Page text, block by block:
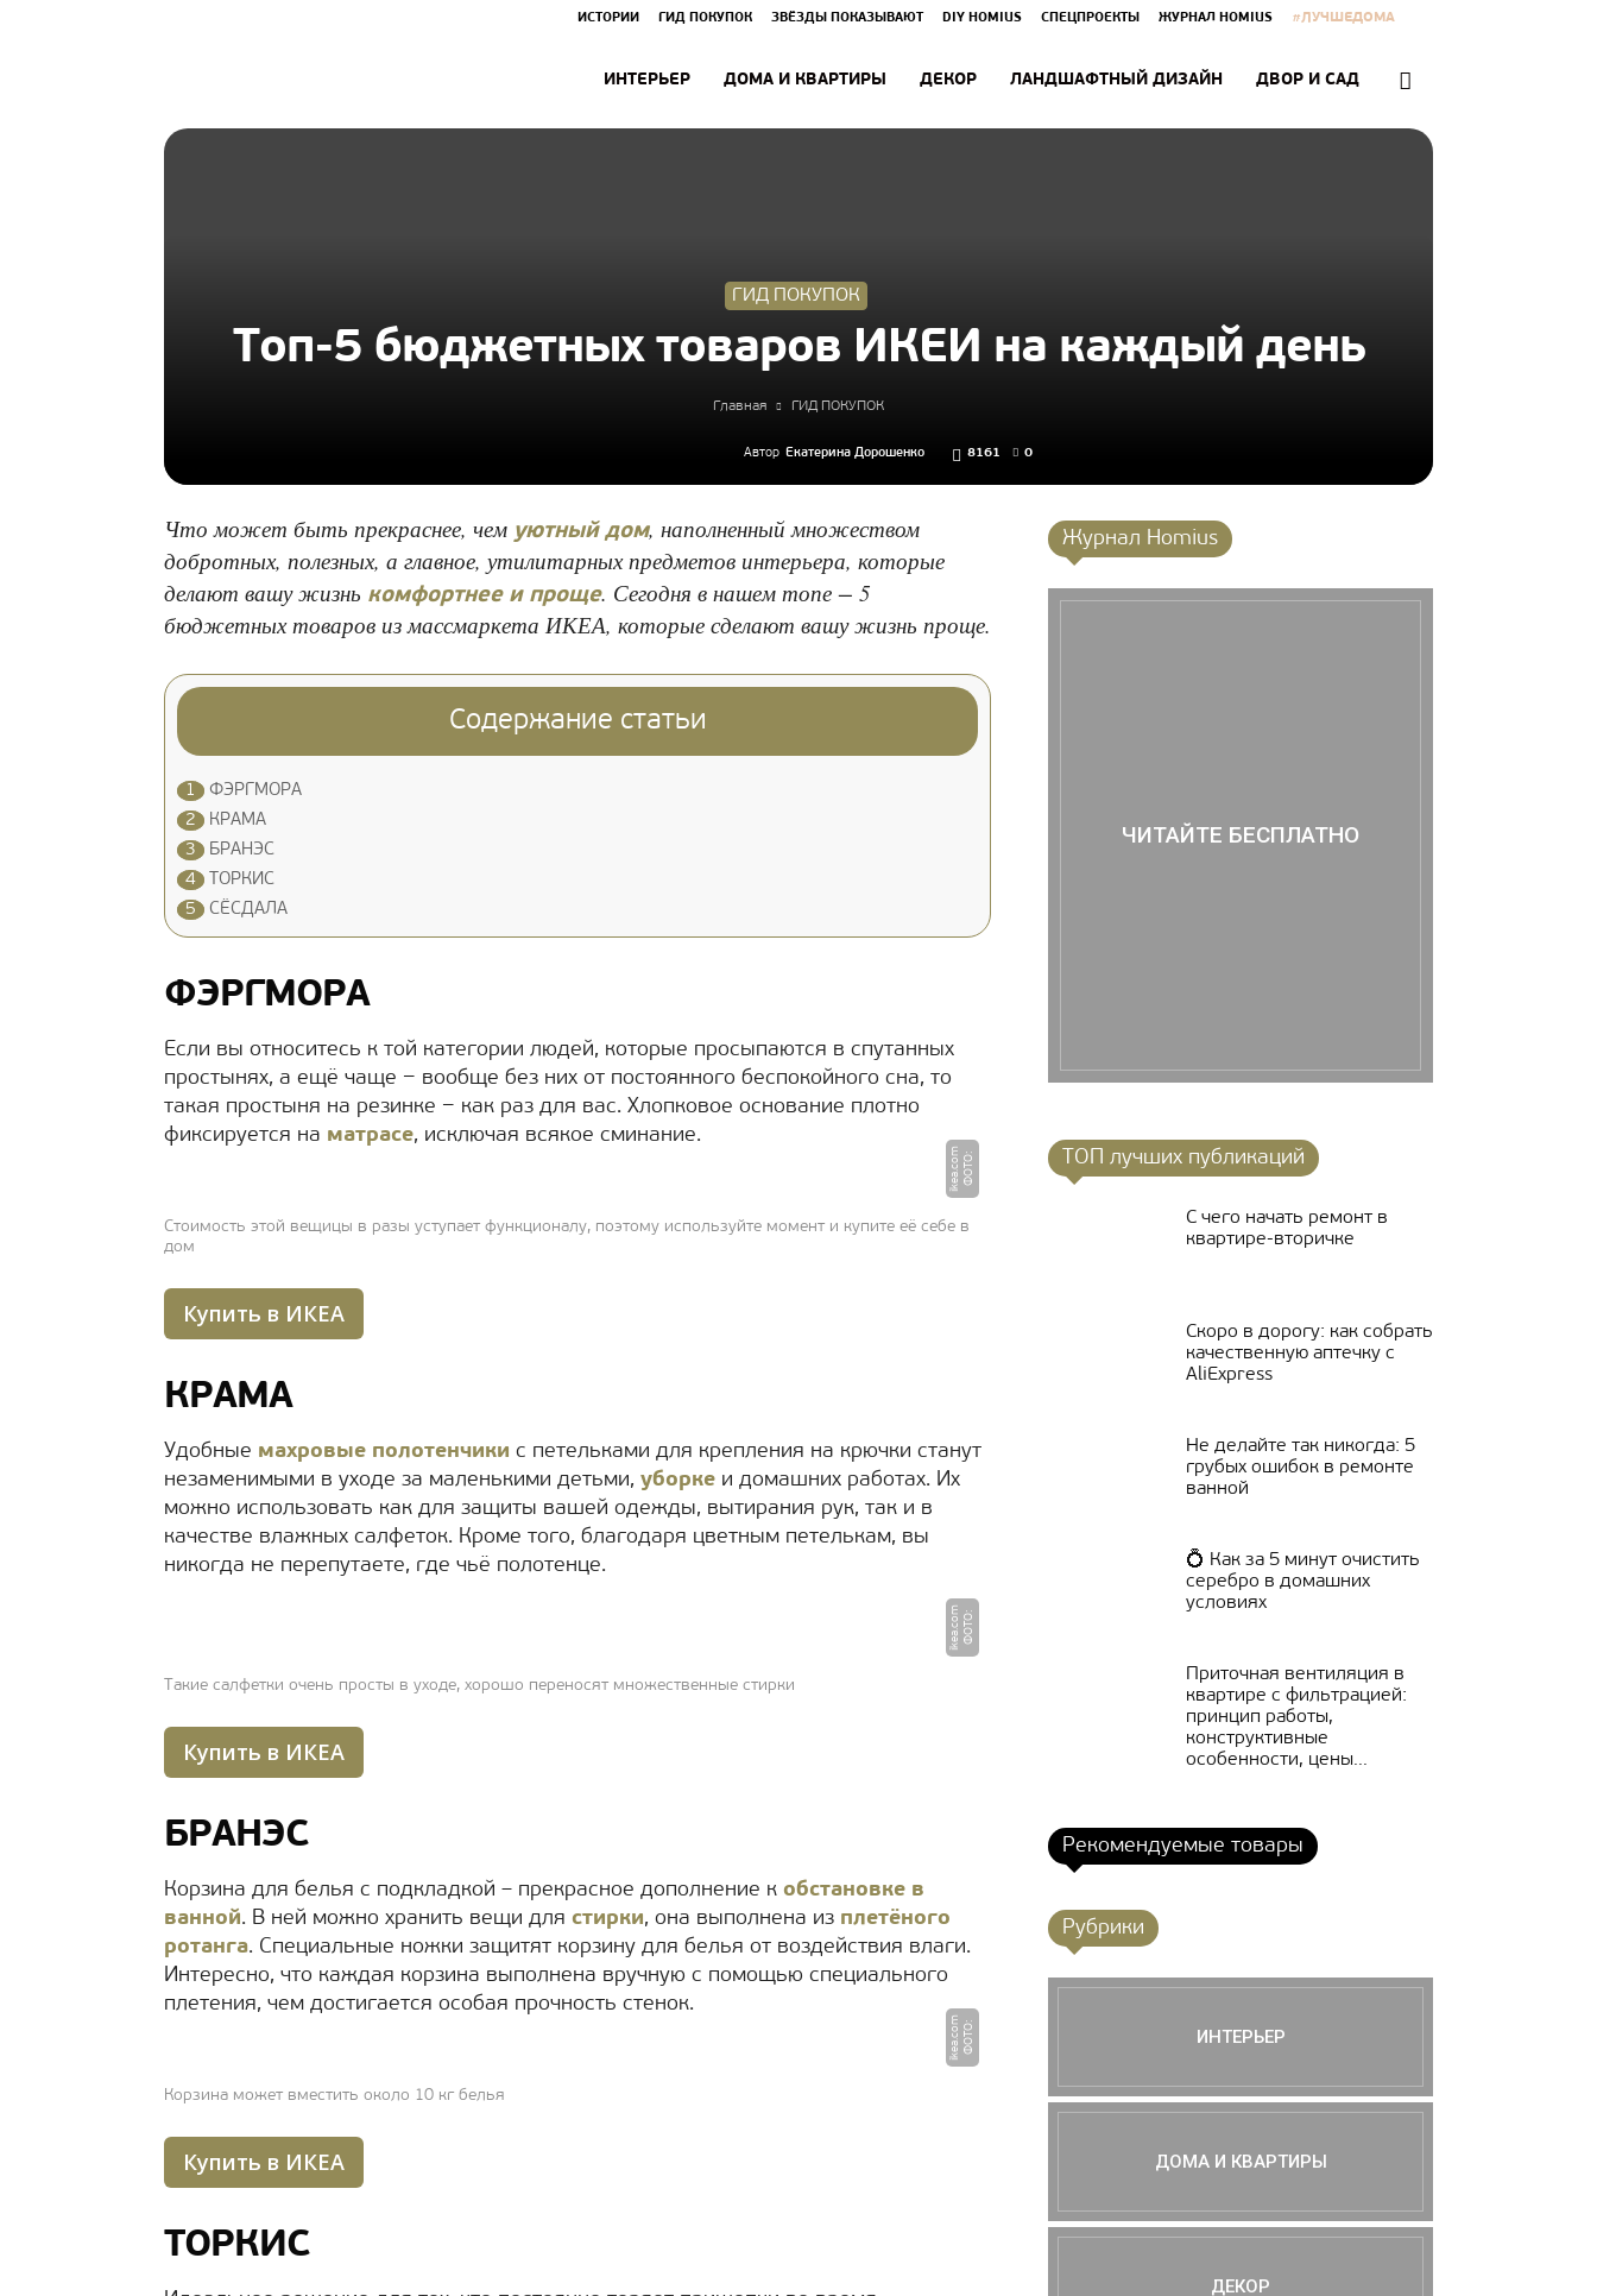
ИСТОРИИ ГИД ПОКУПОК ЗВЁЗДЫ ПОКАЗЫВАЮТ DIY HOMIUS СПЕЦПРОЕКТЫ ЖУРНАЛ HOMIUS #ЛУЧШЕДОМА
ИНТЕРЬЕР ДОМА И КВАРТИРЫ ДЕКОР ЛАНДШАФТНЫЙ ДИЗАЙН ДВОР И САД
ГИД ПОКУПОК
Топ-5 бюджетных товаров ИКЕИ на каждый день
Главная ГИД ПОКУПОК
Автор Екатерина Дорошенко 8161 0
Что может быть прекраснее, чем уютный дом, наполненный множеством
добротных, полезных, а главное, утилитарных предметов интерьера, которые
делают вашу жизнь комфортнее и проще. Сегодня в нашем топе − 5
бюджетных товаров из массмаркета ИКЕА, которые сделают вашу жизнь проще.
Содержание статьи
1
ФЭРГМОРА
2
КРАМА
3
БРАНЭС
4
ТОРКИС
5
СЁСДАЛА
ФЭРГМОРА
Если вы относитесь к той категории людей, которые просыпаются в спутанных
простынях, а ещё чаще − вообще без них от постоянного беспокойного сна, то
такая простыня на резинке − как раз для вас. Хлопковое основание плотно
фиксируется на матрасе, исключая всякое сминание.
Ф
О
Т
О
:
i
k
e
a.
c
o
m
Стоимость этой вещицы в разы уступает функционалу, поэтому используйте момент и купите её себе в
дом
Купить в ИКЕА
КРАМА
Удобные махровые полотенчики с петельками для крепления на крючки станут
незаменимыми в уходе за маленькими детьми, уборке и домашних работах. Их
можно использовать как для защиты вашей одежды, вытирания рук, так и в
качестве влажных салфеток. Кроме того, благодаря цветным петелькам, вы
никогда не перепутаете, где чьё полотенце.
Ф
О
Т
О
:
i
k
e
a.
c
o
m
Такие салфетки очень просты в уходе, хорошо переносят множественные стирки
Купить в ИКЕА
БРАНЭС
Корзина для белья с подкладкой – прекрасное дополнение к обстановке в
ванной. В ней можно хранить вещи для стирки, она выполнена из плетёного
ротанга. Специальные ножки защитят корзину для белья от воздействия влаги.
Интересно, что каждая корзина выполнена вручную с помощью специального
плетения, чем достигается особая прочность стенок.
Ф
О
Т
О
:
i
k
e
a.
c
o
m
Корзина может вместить около 10 кг белья
Купить в ИКЕА
ТОРКИС
Журнал Homius
ЧИТАЙТЕ БЕСПЛАТНО
ТОП лучших публикаций
С чего начать ремонт в
квартире-вторичке
Скоро в дорогу: как собрать
качественную аптечку с
AliExpress
Не делайте так никогда: 5
грубых ошибок в ремонте
ванной
💍 Как за 5 минут очистить
серебро в домашних
условиях
Приточная вентиляция в
квартире с фильтрацией:
принцип работы,
конструктивные
особенности, цены...
Рекомендуемые товары
Рубрики
ИНТЕРЬЕР
ДОМА И КВАРТИРЫ
ДЕКОР